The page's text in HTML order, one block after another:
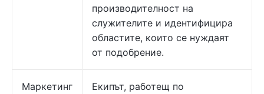
производителност на
служителите и идентифицира
областите, които се нуждаят
от подобрение.
Маркетинг
Екипът, работещ по